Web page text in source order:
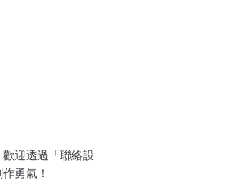
迎透過「聯絡設
勇氣！